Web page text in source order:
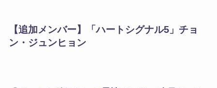
【追加メンバー】 「ハートシグナル5」 チョ
ン・ジュンヒョン